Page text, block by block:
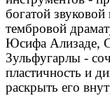
богатой
тембровой
Юсифа Ализаде,
Зульфугарлы -
пластичность и
раскрыть его